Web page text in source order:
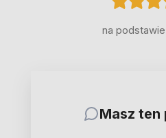
na podstawie
Masz ten